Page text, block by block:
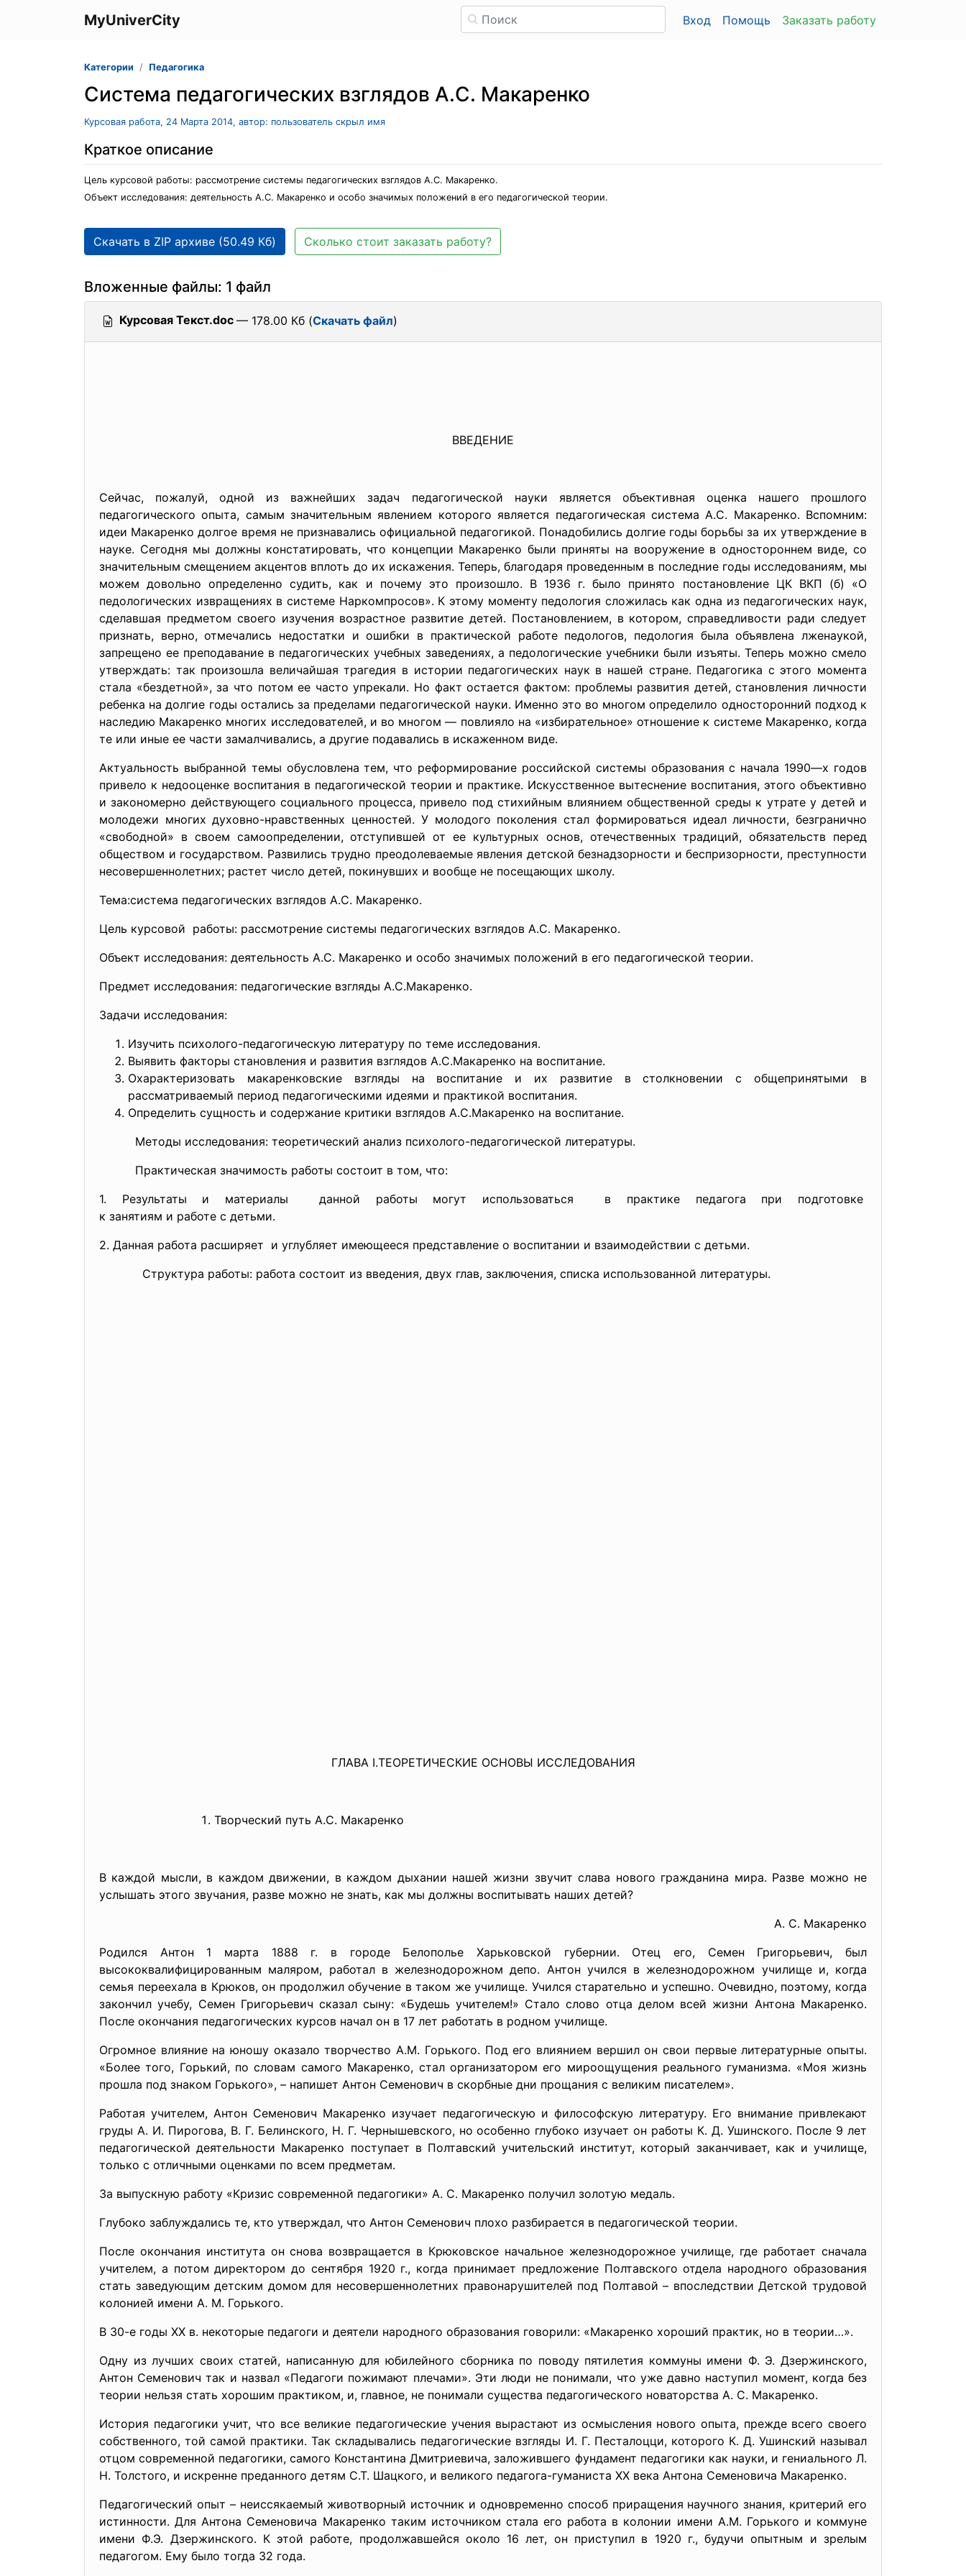
MyUniverCity Вход Помощь Заказать работу
Категории Педагогика
Система педагогических взглядов А.С. Макаренко
Курсовая работа, 24 Марта 2014, автор: пользователь скрыл имя
Краткое описание
Цель курсовой работы: рассмотрение системы педагогических взглядов А.С. Макаренко.
Объект исследования: деятельность А.С. Макаренко и особо значимых положений в его педагогической теории.
Скачать в ZIP архиве (50.49 Кб) Сколько стоит заказать работу?
Вложенные файлы: 1 файл
Курсовая Текст.doc — 178.00 Кб (Скачать файл)
ВВЕДЕНИЕ
Сейчас, пожалуй, одной из важнейших задач педагогической науки является объективная оценка нашего прошлого
педагогического опыта, самым значительным явлением которого является педагогическая система А.С. Макаренко. Вспомним:
идеи Макаренко долгое время не признавались официальной педагогикой. Понадобились долгие годы борьбы за их утверждение в
науке. Сегодня мы должны констатировать, что концепции Макаренко были приняты на вооружение в одностороннем виде, со
значительным смещением акцентов вплоть до их искажения. Теперь, благодаря проведенным в последние годы исследованиям, мы
можем довольно определенно судить, как и почему это произошло. В 1936 г. было принято постановление ЦК ВКП (б) «О
педологических извращениях в системе Наркомпросов». К этому моменту педология сложилась как одна из педагогических наук,
сделавшая предметом своего изучения возрастное развитие детей. Постановлением, в котором, справедливости ради следует
признать, верно, отмечались недостатки и ошибки в практической работе педологов, педология была объявлена лженаукой,
запрещено ее преподавание в педагогических учебных заведениях, а педологические учебники были изъяты. Теперь можно смело
утверждать: так произошла величайшая трагедия в истории педагогических наук в нашей стране. Педагогика с этого момента
стала «бездетной», за что потом ее часто упрекали. Но факт остается фактом: проблемы развития детей, становления личности
ребенка на долгие годы остались за пределами педагогической науки. Именно это во многом определило односторонний подход к
наследию Макаренко многих исследователей, и во многом — повлияло на «избирательное» отношение к системе Макаренко, когда
те или иные ее части замалчивались, а другие подавались в искаженном виде.
Актуальность выбранной темы обусловлена тем, что реформирование российской системы образования с начала 1990—х годов
привело к недооценке воспитания в педагогической теории и практике. Искусственное вытеснение воспитания, этого объективно
и закономерно действующего социального процесса, привело под стихийным влиянием общественной среды к утрате у детей и
молодежи многих духовно-нравственных ценностей. У молодого поколения стал формироваться идеал личности, безгранично
«свободной» в своем самоопределении, отступившей от ее культурных основ, отечественных традиций, обязательств перед
обществом и государством. Развились трудно преодолеваемые явления детской безнадзорности и беспризорности, преступности
несовершеннолетних; растет число детей, покинувших и вообще не посещающих школу.
Тема:система педагогических взглядов А.С. Макаренко.
Цель курсовой работы: рассмотрение системы педагогических взглядов А.С. Макаренко.
Объект исследования: деятельность А.С. Макаренко и особо значимых положений в его педагогической теории.
Предмет исследования: педагогические взгляды А.С.Макаренко.
Задачи исследования:
Изучить психолого-педагогическую литературу по теме исследования.
Выявить факторы становления и развития взглядов А.С.Макаренко на воспитание.
Охарактеризовать макаренковские взгляды на воспитание и их развитие в столкновении с общепринятыми в
рассматриваемый период педагогическими идеями и практикой воспитания.
Определить сущность и содержание критики взглядов А.С.Макаренко на воспитание.
Методы исследования: теоретический анализ психолого-педагогической литературы.
Практическая значимость работы состоит в том, что:
1. Результаты и материалы данной работы могут использоваться в практике педагога при подготовке
к занятиям и работе с детьми.
2. Данная работа расширяет и углубляет имеющееся представление о воспитании и взаимодействии с детьми.
Структура работы: работа состоит из введения, двух глав, заключения, списка использованной литературы.
ГЛАВА I.ТЕОРЕТИЧЕСКИЕ ОСНОВЫ ИССЛЕДОВАНИЯ
Творческий путь А.С. Макаренко
В каждой мысли, в каждом движении, в каждом дыхании нашей жизни звучит слава нового гражданина мира. Разве можно не
услышать этого звучания, разве можно не знать, как мы должны воспитывать наших детей?
А. С. Макаренко
Родился Антон 1 марта 1888 г. в городе Белополье Харьковской губернии. Отец его, Семен Григорьевич, был
высококвалифицированным маляром, работал в железнодорожном депо. Антон учился в железнодорожном училище и, когда
семья переехала в Крюков, он продолжил обучение в таком же училище. Учился старательно и успешно. Очевидно, поэтому, когда
закончил учебу, Семен Григорьевич сказал сыну: «Будешь учителем!» Стало слово отца делом всей жизни Антона Макаренко.
После окончания педагогических курсов начал он в 17 лет работать в родном училище.
Огромное влияние на юношу оказало творчество А.М. Горького. Под его влиянием вершил он свои первые литературные опыты.
«Более того, Горький, по словам самого Макаренко, стал организатором его мироощущения реального гуманизма. «Моя жизнь
прошла под знаком Горького», – напишет Антон Семенович в скорбные дни прощания с великим писателем».
Работая учителем, Антон Семенович Макаренко изучает педагогическую и философскую литературу. Его внимание привлекают
груды А. И. Пирогова, В. Г. Белинского, Н. Г. Чернышевского, но особенно глубоко изучает он работы К. Д. Ушинского. После 9 лет
педагогической деятельности Макаренко поступает в Полтавский учительский институт, который заканчивает, как и училище,
только с отличными оценками по всем предметам.
За выпускную работу «Кризис современной педагогики» А. С. Макаренко получил золотую медаль.
Глубоко заблуждались те, кто утверждал, что Антон Семенович плохо разбирается в педагогической теории.
После окончания института он снова возвращается в Крюковское начальное железнодорожное училище, где работает сначала
учителем, а потом директором до сентября 1920 г., когда принимает предложение Полтавского отдела народного образования
стать заведующим детским домом для несовершеннолетних правонарушителей под Полтавой – впоследствии Детской трудовой
колонией имени А. М. Горького.
В 30-е годы XX в. некоторые педагоги и деятели народного образования говорили: «Макаренко хороший практик, но в теории…».
Одну из лучших своих статей, написанную для юбилейного сборника по поводу пятилетия коммуны имени Ф. Э. Дзержинского,
Антон Семенович так и назвал «Педагоги пожимают плечами». Эти люди не понимали, что уже давно наступил момент, когда без
теории нельзя стать хорошим практиком, и, главное, не понимали существа педагогического новаторства А. С. Макаренко.
История педагогики учит, что все великие педагогические учения вырастают из осмысления нового опыта, прежде всего своего
собственного, той самой практики. Так складывались педагогические взгляды И. Г. Песталоцци, которого К. Д. Ушинский называл
отцом современной педагогики, самого Константина Дмитриевича, заложившего фундамент педагогики как науки, и гениального Л.
Н. Толстого, и искренне преданного детям С.Т. Шацкого, и великого педагога-гуманиста XX века Антона Семеновича Макаренко.
Педагогический опыт – неиссякаемый животворный источник и одновременно способ приращения научного знания, критерий его
истинности. Для Антона Семеновича Макаренко таким источником стала его работа в колонии имени А.М. Горького и коммуне
имени Ф.Э. Дзержинского. К этой работе, продолжавшейся около 16 лет, он приступил в 1920 г., будучи опытным и зрелым
педагогом. Ему было тогда 32 года.